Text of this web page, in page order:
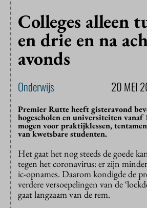
Colleges alleen
en drie en na
avonds
Onderwijs 20 MEI
Premier Rutte heeft gisteravond
hogescholen en universiteiten vanaf
mogen voor praktijklessen,
van kwetsbare studenten.
Het gaat het nog steeds de goede
tegen het coronavirus: er zijn
ic-opnames. Daarom kondigde de
verdere versoepelingen van de
gaat langzaam van de rem.